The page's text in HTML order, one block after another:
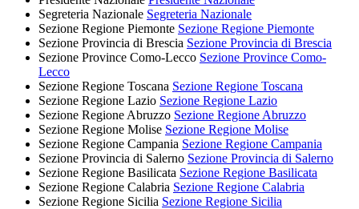
Segreteria Nazionale Segreteria Nazionale
Sezione Regione Piemonte Sezione Regione Piemonte
Sezione Provincia di Brescia Sezione Provincia di Brescia
Sezione Province Como-Lecco Sezione Province Como-
Lecco
Sezione Regione Toscana Sezione Regione Toscana
Sezione Regione Lazio Sezione Regione Lazio
Sezione Regione Abruzzo Sezione Regione Abruzzo
Sezione Regione Molise Sezione Regione Molise
Sezione Regione Campania Sezione Regione Campania
Sezione Provincia di Salerno Sezione Provincia di Salerno
Sezione Regione Basilicata Sezione Regione Basilicata
Sezione Regione Calabria Sezione Regione Calabria
Sezione Regione Sicilia Sezione Regione Sicilia